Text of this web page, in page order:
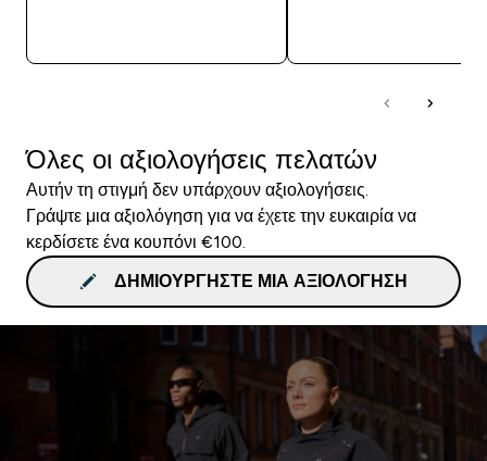
Όλες οι αξιολογήσεις πελατών
Αυτήν τη στιγμή δεν υπάρχουν αξιολογήσεις.
Γράψτε μια αξιολόγηση για να έχετε την ευκαιρία να
κερδίσετε ένα κουπόνι €100.
ΔΗΜΙΟΥΡΓΉΣΤΕ ΜΙΑ ΑΞΙΟΛΌΓΗΣΗ